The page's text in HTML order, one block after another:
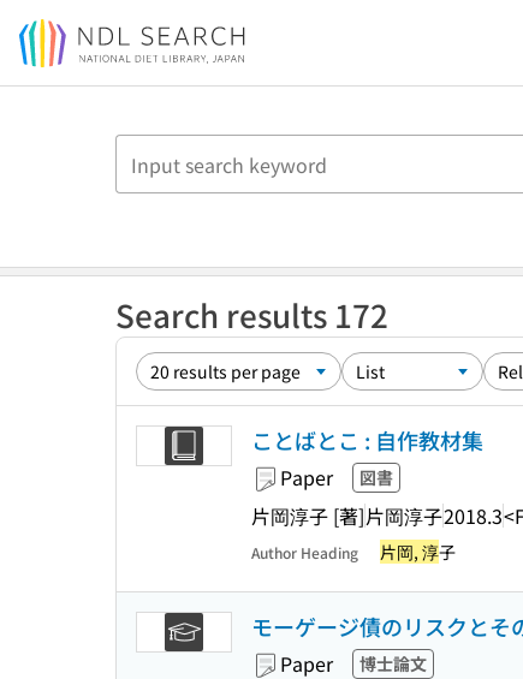
Jump to main content
Search results 172
ことばとこ : 自作教材集
Paper 図書
片岡淳子 [著]片岡淳子2018.3
Author Heading 片岡, 淳子
モーゲージ債のリスクと
Paper 博士論文